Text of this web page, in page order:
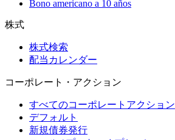
Bono americano a 10 años
株式
株式検索
配当カレンダー
コーポレート・アクション
すべてのコーポレートアクション
デフォルト
新規債券発行